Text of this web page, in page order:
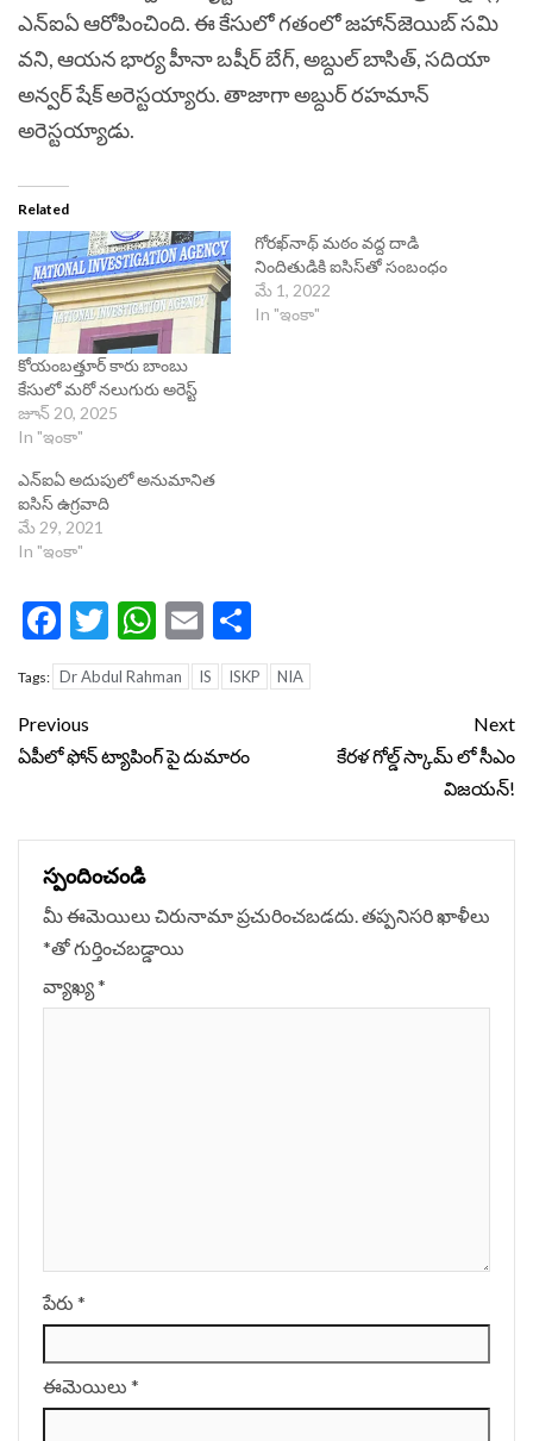
ఎన్ఐఏ ఆరోపించింది. ఈ కేసులో గతంలో జహాన్‌జెయిబ్ సమి
వని, ఆయన భార్య హీనా బషీర్ బేగ్‌, అబ్దుల్ బాసిత్, సదియా
అన్వర్ షేక్ అరెస్టయ్యారు. తాజాగా అబ్దుర్ రహమాన్
అరెస్టయ్యాడు.
Related
కోయంబత్తూర్ కారు బాంబు
కేసులో మరో నలుగురు అరెస్ట్
జూన్ 20, 2025
In "ఇంకా"
గోరఖ్‌నాథ్ మఠం వద్ద దాడి
నిందితుడికి ఐసిస్‌తో సంబంధం
మే 1, 2022
In "ఇంకా"
ఎన్ఐఏ అదుపులో అనుమానిత
ఐసిస్ ఉగ్ర‌వాది
మే 29, 2021
In "ఇంకా"
Facebook
Twitter
WhatsApp
Email
Tags: Dr Abdul Rahman IS ISKP NIA
Continue
Reading
Previous
ఏపీలో ఫోన్ ట్యాపింగ్ పై దుమారం
Next
కేరళ గోల్డ్‌ స్కామ్‌ లో సీఎం
విజయన్!
స్పందించండి
మీ ఈమెయిలు చిరునామా ప్రచురించబడదు. తప్పనిసరి ఖాళీలు
*‌తో గుర్తించబడ్డాయి
వ్యాఖ్య*
పేరు *
ఈమెయిలు *